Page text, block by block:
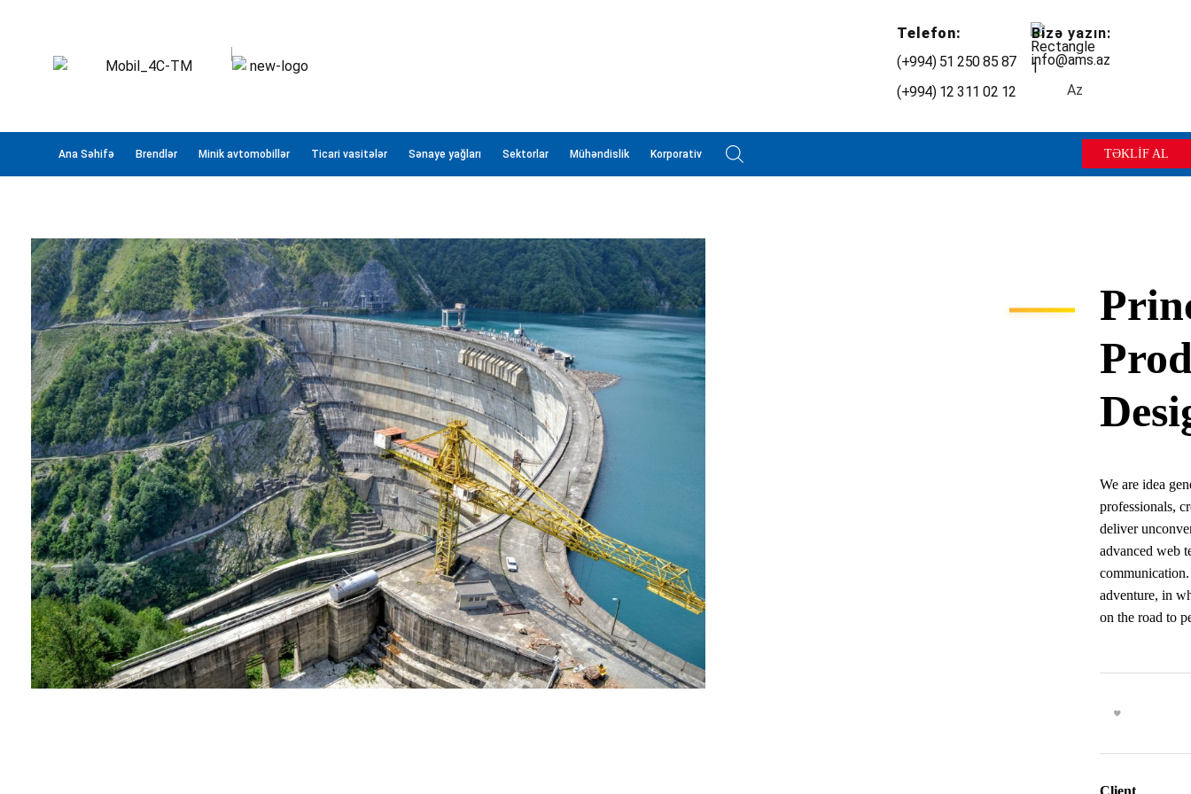
Telefon:
(+994) 51 250 85 87
(+994) 12 311 02 12
Bizə yazın:
info@ams.az
Az
Ana Səhifə Brendlər Minik avtomobillər Ticari vasitələr Sənaye yağları Sektorlar Mühəndislik Korporativ TƏKLİF AL
We are idea
professionals,
deliver
advanced web
adventure, in
on the road to
Client